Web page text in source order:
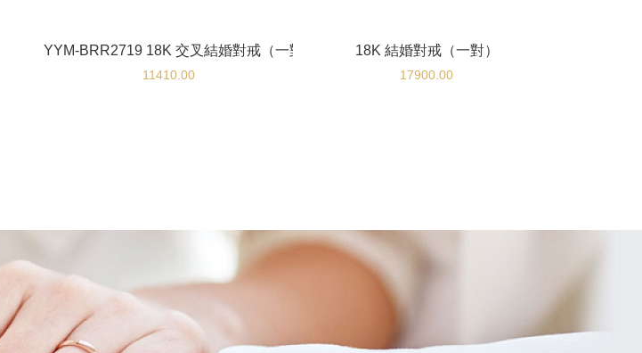
YYM-BRR2719 18K 交叉結婚對戒（一對）
11410.00
18K 結婚對戒（一對）
17900.00